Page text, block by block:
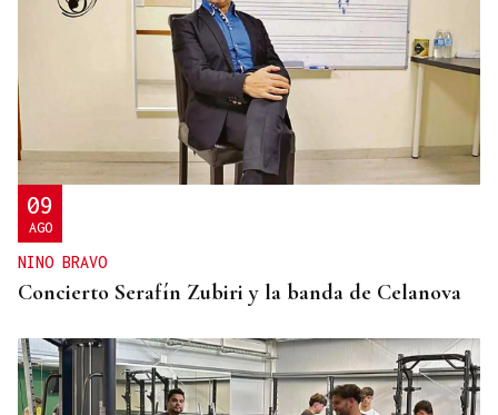
ECLIPSE EN ESPAÑA
Iberia fletará un vuelo especial para contemplar el
eclipse total de Sol desde el aire
09
AGO
NINO BRAVO
Concierto Serafín Zubiri y la banda de Celanova